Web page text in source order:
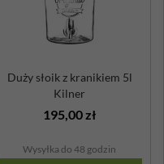
Duży słoik z kranikiem 5l
Kilner
195,00 zł
Wysyłka do 48 godzin